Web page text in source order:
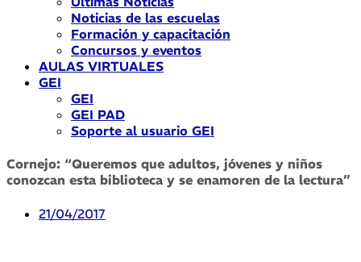
Noticias de las escuelas
Formación y capacitación
Concursos y eventos
AULAS VIRTUALES
GEI
GEI
GEI PAD
Soporte al usuario GEI
Cornejo: “Queremos que adultos, jóvenes y niños
conozcan esta biblioteca y se enamoren de la lectura”
21/04/2017